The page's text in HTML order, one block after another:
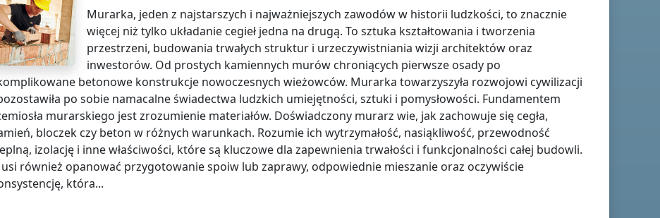
Murarka, jeden z najstarszych i najważniejszych zawodów w historii ludzkości, to znacznie
więcej niż tylko układanie cegieł jedna na drugą. To sztuka kształtowania i tworzenia
przestrzeni, budowania trwałych struktur i urzeczywistniania wizji architektów oraz
inwestorów. Od prostych kamiennych murów chroniących pierwsze osady po
betonowe konstrukcje nowoczesnych wieżowców. Murarka towarzyszyła rozwojowi cywilizacji
po sobie namacalne świadectwa ludzkich umiejętności, sztuki i pomysłowości. Fundamentem
murarskiego jest zrozumienie materiałów. Doświadczony murarz wie, jak zachowuje się cegła,
bloczek czy beton w różnych warunkach. Rozumie ich wytrzymałość, nasiąkliwość, przewodność
izolację i inne właściwości, które są kluczowe dla zapewnienia trwałości i funkcjonalności całej budowli.
również opanować przygotowanie spoiw lub zaprawy, odpowiednie mieszanie oraz oczywiście
która...